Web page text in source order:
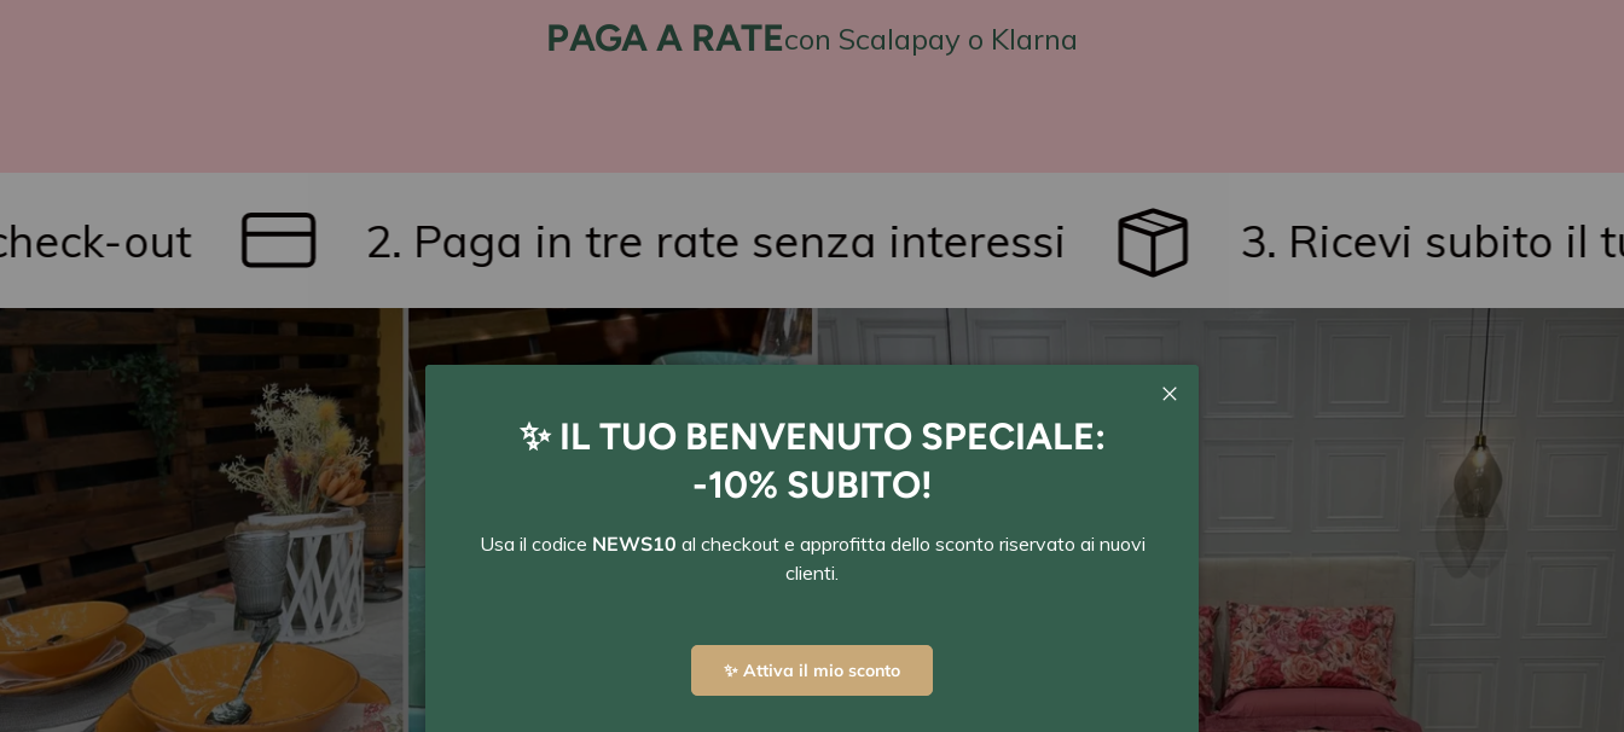
PAGA A RATEcon Scalapay o Klarna
2. Paga in tre rate senza interessi 3. Ricevi subito il tuo
SHOP THE LOOK
✨ IL TUO BENVENUTO SPECIALE:
-10% SUBITO!
Usa il codice NEWS10 al checkout e approfitta dello sconto riservato ai nuovi
clienti.
✨ Attiva il mio sconto